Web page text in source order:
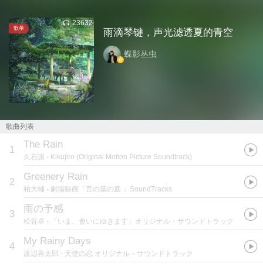
歌单
23632
雨滴琴键，声光滤透夏的青空
蝶影丛虫
歌曲列表
1 The Rain
久石譲 - Kikujiro (Original Motion Picture Soundtrack)
2 Greenery Rain
柏大輔 - 劇場映画「言の葉の庭 」SoundTracks
3 雨の予感
松谷卓 - 「いま、會いにゆきます」オリジナル・サウンドトラック
4 My Rainy Days
渡辺善太郎 - 天使の恋 オリジナル・サウンドトラック